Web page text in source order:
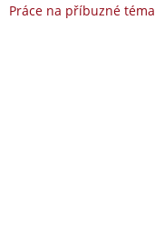
Práce na příbuzné téma